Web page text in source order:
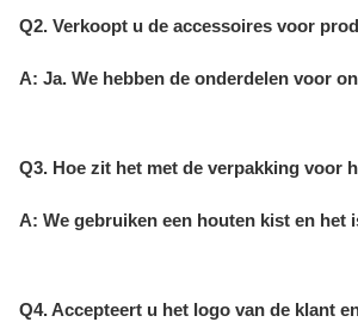
Q2. Verkoopt u de accessoires voor
A: Ja. We hebben de onderdelen voor
Q3. Hoe zit het met de verpakking voor
A: We gebruiken een houten kist en het
Q4. Accepteert u het logo van de klant